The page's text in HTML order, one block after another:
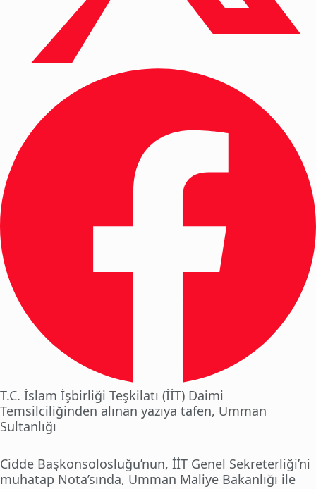
T.C. İslam İşbirliği Teşkilatı (İİT) Daimi
Temsilciliğinden alınan yazıya tafen, Umman
Sultanlığı
Cidde Başkonsolosluğu’nun, İİT Genel Sekreterliği’ni
muhatap Nota’sında, Umman Maliye Bakanlığı ile